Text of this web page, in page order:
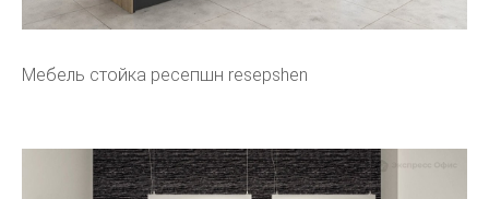
Мебель стойка ресепшн resepshen